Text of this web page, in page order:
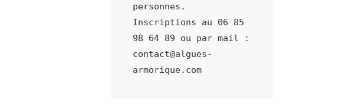
personnes.
Inscriptions au 06 85
98 64 89 ou par mail :
contact@algues-
armorique.com